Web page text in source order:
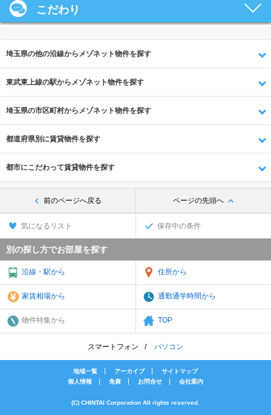
こだわり
埼玉県の他の沿線からメゾネット物件を探す
東武東上線の駅からメゾネット物件を探す
埼玉県の市区町村からメゾネット物件を探す
都道府県別に賃貸物件を探す
都市にこだわって賃貸物件を探す
前のページへ戻る ページの先頭へ
気になるリスト 保存中の条件
別の探し方でお部屋を探す
沿線・駅から 住所から
家賃相場から 通勤通学時間から
物件特集から TOP
スマートフォン パソコン
地域一覧 アーカイブ
サイトマップ
個人情報
免責 お問合せ 会社案内
(C) CHINTAI Corporation All rights reserved.